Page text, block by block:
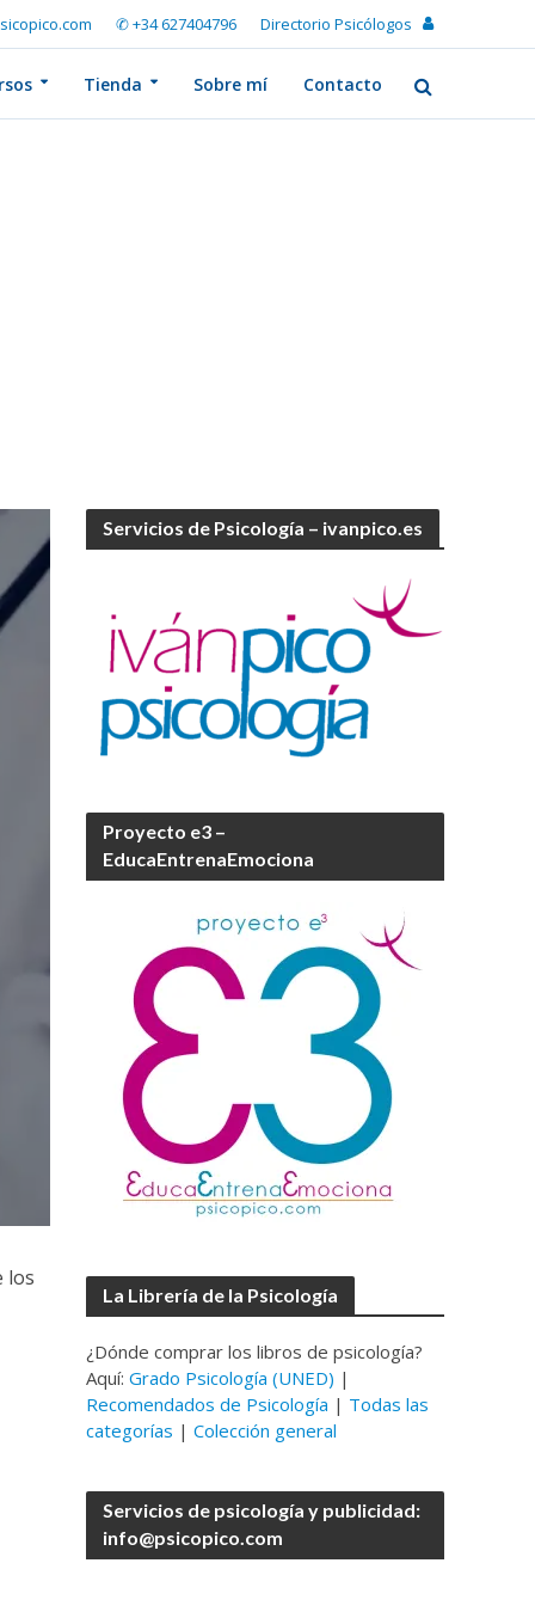
✆ +34 627404796 Directorio Psicólogos
Tienda Sobre mí Contacto
los
Servicios de Psicología – ivanpico.es
Proyecto e3 –
EducaEntrenaEmociona
La Librería de la Psicología
¿Dónde comprar los libros de psicología?
Aquí:Grado Psicología (UNED) |
Recomendados de Psicología | Todas las
categorías |Colección general
Servicios de psicología y publicidad:
info@psicopico.com